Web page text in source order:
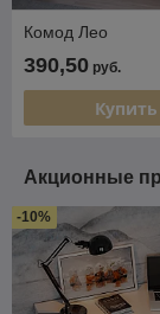
Комод Лео
390,50 руб.
Купить
Акционные
-10%